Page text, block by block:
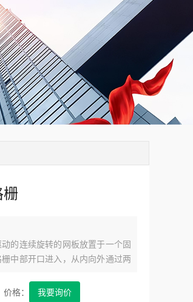
栅
的连续旋转的网板放置于一个固
中部开口进入，从内向外通过两
价格： 我要询价